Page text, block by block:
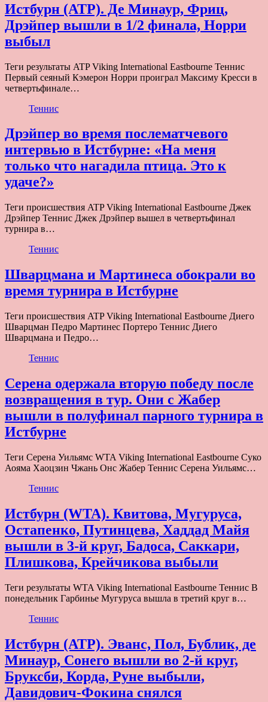
Истбурн (ATP). Де Минаур, Фриц,
Дрэйпер вышли в 1/2 финала, Норри
выбыл
Теги результаты ATP Viking International Eastbourne Теннис
Первый сеяный Кэмерон Норри проиграл Максиму Кресси в
четвертьфинале…
Теннис
Дрэйпер во время послематчевого
интервью в Истбурне: «На меня
только что нагадила птица. Это к
удаче?»
Теги происшествия ATP Viking International Eastbourne Джек
Дрэйпер Теннис Джек Дрэйпер вышел в четвертьфинал
турнира в…
Теннис
Шварцмана и Мартинеса обокрали во
время турнира в Истбурне
Теги происшествия ATP Viking International Eastbourne Диего
Шварцман Педро Мартинес Портеро Теннис Диего
Шварцмана и Педро…
Теннис
Серена одержала вторую победу после
возвращения в тур. Они с Жабер
вышли в полуфинал парного турнира в
Истбурне
Теги Серена Уильямс WTA Viking International Eastbourne Суко
Аояма Хаоцзин Чжань Онс Жабер Теннис Серена Уильямс…
Теннис
Истбурн (WTA). Квитова, Мугуруса,
Остапенко, Путинцева, Хаддад Майя
вышли в 3-й круг, Бадоса, Саккари,
Плишкова, Крейчикова выбыли
Теги результаты WTA Viking International Eastbourne Теннис В
понедельник Гарбинье Мугуруса вышла в третий круг в…
Теннис
Истбурн (ATP). Эванс, Пол, Бублик, де
Минаур, Сонего вышли во 2-й круг,
Бруксби, Корда, Руне выбыли,
Давидович-Фокина снялся